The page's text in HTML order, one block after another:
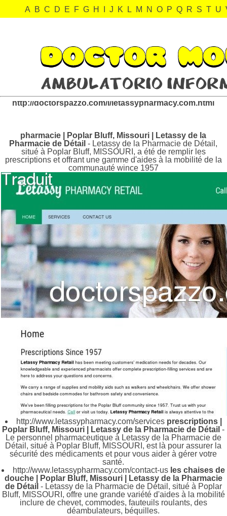
A B C D E F G H J K L M N O P Q R S T U
letassypharmacy.com Revisión:
http://doctorspazzo.com/l/letassypharmacy.com.html
pharmacie | Poplar Bluff, Missouri | Letassy de la
Pharmacie de Détail - Letassy de la Pharmacie de Détail,
situé à Poplar Bluff, MISSOURI, a été de remplir les
prescriptions et offrant une gamme d'aides à la mobilité de la
communauté wince 1957
http://www.letassypharmacy.com/services prescriptions |
Poplar Bluff, Missouri | Letassy de la Pharmacie de Détail -
Le personnel pharmaceutique à Letassy de la Pharmacie de
Détail, situé à Poplar Bluff, MISSOURI, est là pour assurer la
sécurité des médicaments et pour vous aider à gérer votre
santé.
http://www.letassypharmacy.com/contact-us les chaises de
douche | Poplar Bluff, Missouri | Letassy de la Pharmacie
de Détail - Letassy de la Pharmacie de Détail, situé à Poplar
Bluff, MISSOURI, offre une grande variété d'aides à la mobilité
inclure de chevet, commodes, fauteuils roulants, des
déambulateurs, béquilles.